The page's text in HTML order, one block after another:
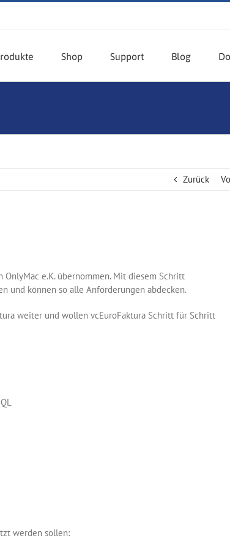
Shop Support Blog
Zurück
OnlyMac e.K. übernommen. Mit diesem Schritt
und können so alle Anforderungen abdecken.
weiter und wollen vcEuroFaktura Schritt für Schritt
werden sollen: